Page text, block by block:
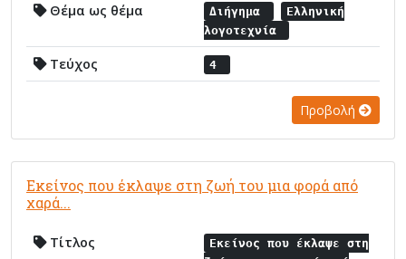
Θέμα ως θέμα Διήγημα
Ελληνική
λογοτεχνία
Τεύχος 4
Προβολή
Εκείνος που έκλαψε στη ζωή του μια φορά από
χαρά...
Τίτλος
Εκείνος που έκλαψε στη